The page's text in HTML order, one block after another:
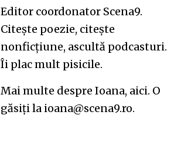
Editor coordonator Scena9.
Citește poezie, citește
nonficțiune, ascultă podcasturi.
Îi plac mult pisicile.
Mai multe despre Ioana, aici. O
găsiți la ioana@scena9.ro.